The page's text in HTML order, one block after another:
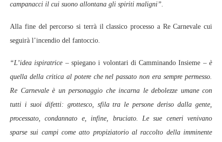
campanacci il cui suono allontana gli spiriti maligni”.
Alla fine del percorso si terrà il classico processo a Re Carnevale cui
seguirà l’incendio del fantoccio.
“L’idea ispiratrice –spiegano i volontari di Camminando Insieme – è
quella della critica al potere che nel passato non era sempre permesso.
Re Carnevale è un personaggio che incarna le debolezze umane con
tutti i suoi difetti: grottesco, sfila tra le persone deriso dalla gente,
processato, condannato e, infine, bruciato. Le sue ceneri venivano
sparse sui campi come atto propiziatorio al raccolto della imminente